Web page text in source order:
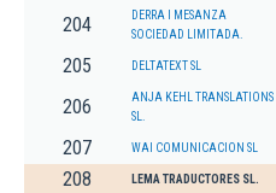
204
DERRA I MESANZA
SOCIEDAD LIMITADA.
205 DELTATEXT SL
206
ANJA KEHL TRANSLATIONS
SL.
207 WAI COMUNICACION SL
208 LEMA TRADUCTORES SL.